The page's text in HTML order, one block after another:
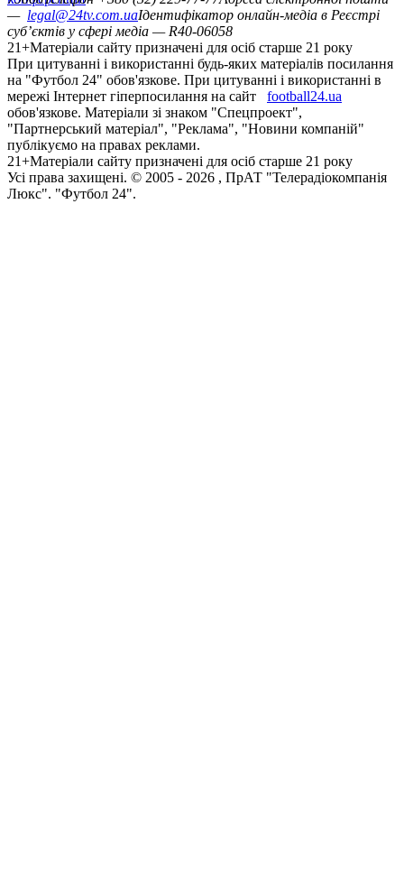
— legal@24tv.com.uaІдентифікатор онлайн-медіа в Реєстрі
суб’єктів у сфері медіа — R40-06058
21+Матеріали сайту призначені для осіб старше 21 року
При цитуванні і використанні будь-яких матеріалів посилання
на "Футбол 24" обов'язкове. При цитуванні і використанні в
мережі Інтернет гіперпосилання на сайт
football24.ua
обов'язкове. Матеріали зі знаком "Спецпроект",
"Партнерський матеріал", "Реклама", "Новини компаній"
публікуємо на правах реклами.
21+Матеріали сайту призначені для осіб старше 21 року
Усi права захищенi. © 2005 - 2026 , ПрАТ "Телерадіокомпанія
Люкс". "Футбол 24".